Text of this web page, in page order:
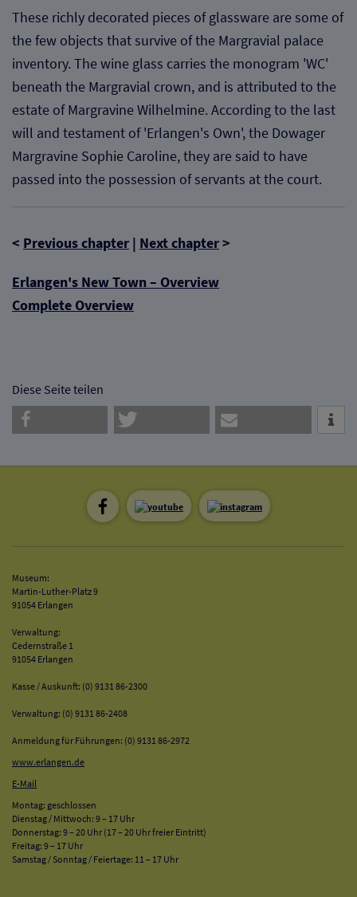
These richly decorated pieces of glassware are some of
the few objects that survive of the Margravial palace
inventory. The wine glass carries the monogram 'WC'
beneath the Margravial crown, and is attributed to the
estate of Margravine Wilhelmine. According to the last
will and testament of 'Erlangen's Own', the Dowager
Margravine Sophie Caroline, they are said to have
passed into the possession of servants at the court.
< Previous chapter | Next chapter>
Erlangen's New Town – Overview
Complete Overview
Diese Seite teilen
Museum:
Martin-Luther-Platz 9
91054 Erlangen
Verwaltung:
Cedernstraße 1
91054 Erlangen
Kasse / Auskunft: (0) 9131 86-2300
Verwaltung: (0) 9131 86-2408
Anmeldung für Führungen: (0) 9131 86-2972
www.erlangen.de
E-Mail
Montag: geschlossen
Dienstag / Mittwoch: 9 – 17 Uhr
Donnerstag: 9 – 20 Uhr (17 – 20 Uhr freier Eintritt)
Freitag: 9 – 17 Uhr
Samstag / Sonntag / Feiertage: 11 – 17 Uhr